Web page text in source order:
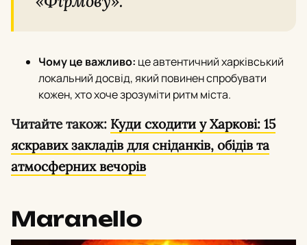
Чому це важливо: це автентичний харківський
локальний досвід, який повинен спробувати
кожен, хто хоче зрозуміти ритм міста.
Читайте також: Куди сходити у Харкові: 15
яскравих закладів для сніданків, обідів та
атмосферних вечорів
Maranello